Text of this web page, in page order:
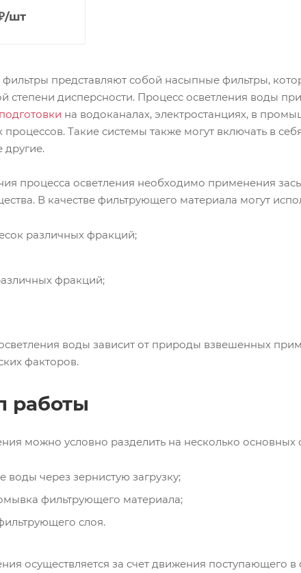
/шт
фильтры представляют собой насыпные фильтры,
степени дисперсности. Процесс осветления воды
на водоканалах, электростанциях, в
процессов. Такие системы также могут включать в
другие.
процесса осветления необходимо применения
В качестве фильтрующего материала могут
различных фракций;
фракций;
воды зависит от природы взвешенных
факторов.
работы
можно условно разделить на несколько основных
воды через зернистую загрузку;
фильтрующего материала;
слоя.
осуществляется за счет движения поступающего